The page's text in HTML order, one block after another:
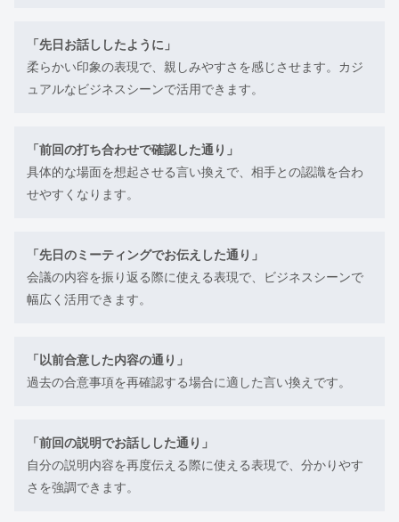
「先日お話ししたように」
柔らかい印象の表現で、親しみやすさを感じさせます。カジ
ュアルなビジネスシーンで活用できます。
「前回の打ち合わせで確認した通り」
具体的な場面を想起させる言い換えで、相手との認識を合わ
せやすくなります。
「先日のミーティングでお伝えした通り」
会議の内容を振り返る際に使える表現で、ビジネスシーンで
幅広く活用できます。
「以前合意した内容の通り」
過去の合意事項を再確認する場合に適した言い換えです。
「前回の説明でお話しした通り」
自分の説明内容を再度伝える際に使える表現で、分かりやす
さを強調できます。